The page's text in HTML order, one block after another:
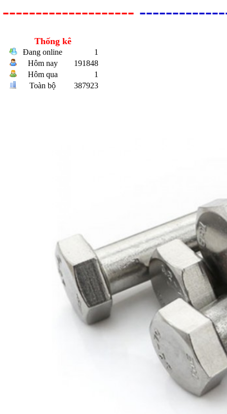
--------------------
Thống kê
Đang online
1
Hôm nay
191848
Hôm qua
1
Toàn bộ
387923